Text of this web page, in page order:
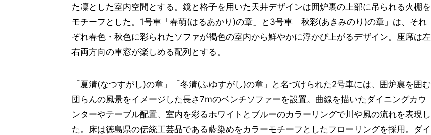
た凜とした室内空間とする。鏡と格子を用いた天井デザインは囲炉裏の上部に吊られる火棚を
モチーフとした。1号車「春萌(はるあかり)の章」と3号車「秋彩(あきみのり)の章」は、それ
ぞれ春色・秋色に彩られたソファが褐色の室内から鮮やかに浮かび上がるデザイン。座席は左
右両方向の車窓が楽しめる配列とする。
「夏清(なつすがし)の章」「冬清(ふゆすがし)の章」と名づけられた2号車には、囲炉裏を囲む
団らんの風景をイメージした長さ7mのベンチソファーを設置。曲線を描いたダイニングカウ
ンターやテーブル配置、室内を彩るホワイトとブルーのカラーリングで川や風の流れを表現し
た。床は徳島県の伝統工芸品である藍染めをカラーモチーフとしたフローリングを採用。ダイ